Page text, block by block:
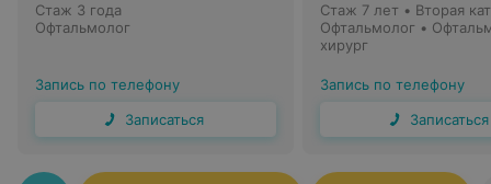
Стаж 3 года
Офтальмолог
Запись по телефону
Записаться
Стаж 7 лет • Вторая
Офтальмолог •
хирург
Запись по телефону
Записаться